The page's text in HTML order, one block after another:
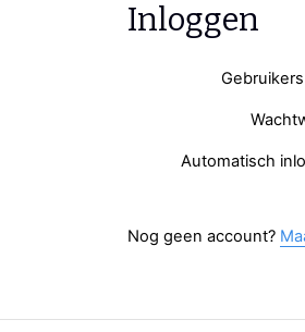
Inloggen
Automatisch
Nog geen account?